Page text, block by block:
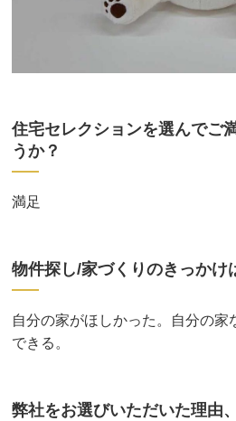
住宅セレクションを選んでご
うか？
満足
物件探し/家づくりのきっかけ
自分の家がほしかった。自分の家
できる。
弊社をお選びいただいた理由